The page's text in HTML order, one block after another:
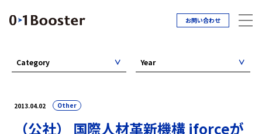
お問い合わせ
2013.04.02 Other
（公社） 国際人材革新機構 iforceが
Category Year